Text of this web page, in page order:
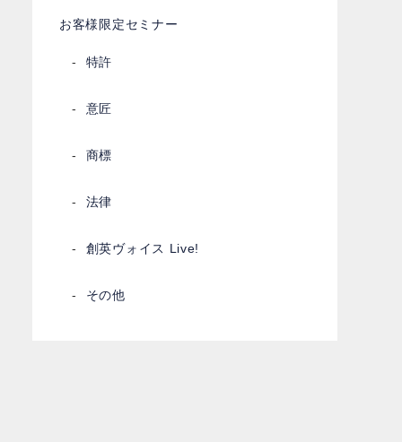
お客様限定セミナー
特許
意匠
商標
法律
創英ヴォイス Live!
その他